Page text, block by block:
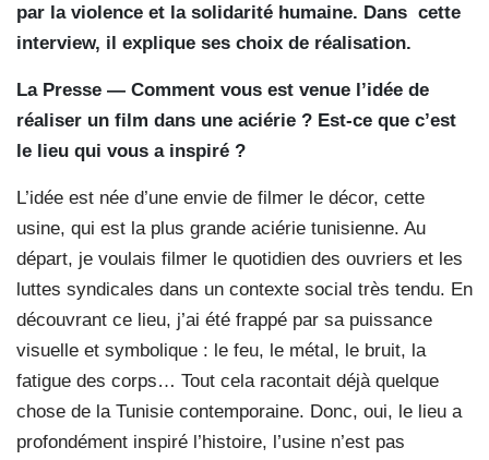
par la violence et la solidarité humaine. Dans cette
interview, il explique ses choix de réalisation.
La Presse — Comment vous est venue l’idée de
réaliser un film dans une aciérie ? Est-ce que c’est
le lieu qui vous a inspiré ?
L’idée est née d’une envie de filmer le décor, cette
usine, qui est la plus grande aciérie tunisienne. Au
départ, je voulais filmer le quotidien des ouvriers et les
luttes syndicales dans un contexte social très tendu. En
découvrant ce lieu, j’ai été frappé par sa puissance
visuelle et symbolique : le feu, le métal, le bruit, la
fatigue des corps… Tout cela racontait déjà quelque
chose de la Tunisie contemporaine. Donc, oui, le lieu a
profondément inspiré l’histoire, l’usine n’est pas